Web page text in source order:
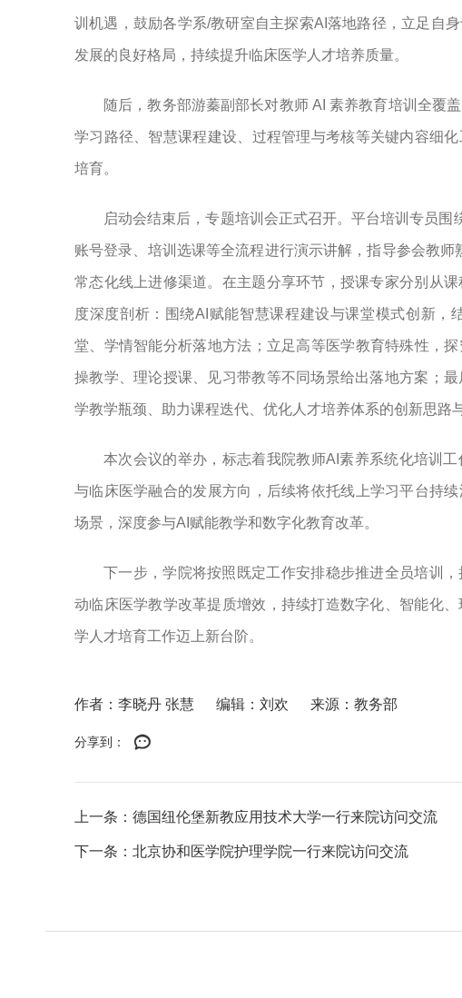
训机遇，鼓励各学系/教研室自主探索AI落地路径，立足自
发展的良好格局，持续提升临床医学人才培养质量。
随后，教务部游蓁副部长对教师 AI 素养教育培训全覆
学习路径、智慧课程建设、过程管理与考核等关键内容细
培育。
启动会结束后，专题培训会正式召开。平台培训专员围
账号登录、培训选课等全流程进行演示讲解，指导参会教
常态化线上进修渠道。在主题分享环节，授课专家分别从
度深度剖析：围绕AI赋能智慧课程建设与课堂模式创新
堂、学情智能分析落地方法；立足高等医学教育特殊性，
操教学、理论授课、见习带教等不同场景给出落地方案；
学教学瓶颈、助力课程迭代、优化人才培养体系的创新思路
本次会议的举办，标志着我院教师AI素养系统化培训
与临床医学融合的发展方向，后续将依托线上学习平台持
场景，深度参与AI赋能教学和数字化教育改革。
下一步，学院将按照既定工作安排稳步推进全员培训
动临床医学教学改革提质增效，持续打造数字化、智能化
学人才培育工作迈上新台阶。
作者：李晓丹 张慧 编辑：刘欢 来源：教务部
分享到：
上一条：德国纽伦堡新教应用技术大学一行来院访问交流
下一条：北京协和医学院护理学院一行来院访问交流